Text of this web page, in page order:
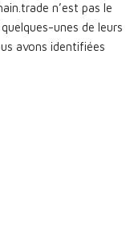
n’est pas le
unes de leurs
avons identifiées